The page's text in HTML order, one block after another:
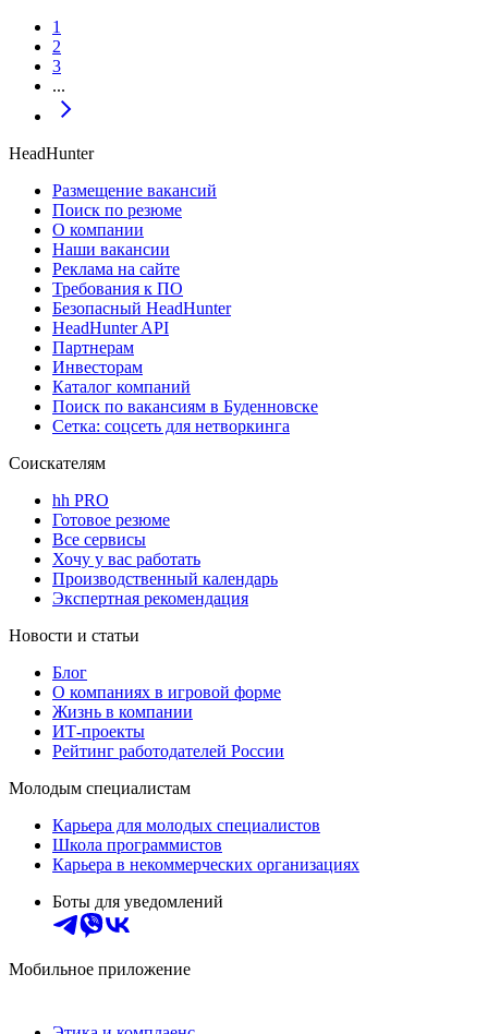
1
2
3
...
HeadHunter
Размещение вакансий
Поиск по резюме
О компании
Наши вакансии
Реклама на сайте
Требования к ПО
Безопасный HeadHunter
HeadHunter API
Партнерам
Инвесторам
Каталог компаний
Поиск по вакансиям в Буденновске
Сетка: соцсеть для нетворкинга
Соискателям
hh PRO
Готовое резюме
Все сервисы
Хочу у вас работать
Производственный календарь
Экспертная рекомендация
Новости и статьи
Блог
О компаниях в игровой форме
Жизнь в компании
ИТ-проекты
Рейтинг работодателей России
Молодым специалистам
Карьера для молодых специалистов
Школа программистов
Карьера в некоммерческих организациях
Боты для уведомлений
Мобильное приложение